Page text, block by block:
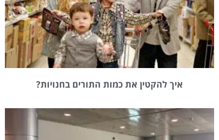
איך להקטין את כמות התורים בחנויות?